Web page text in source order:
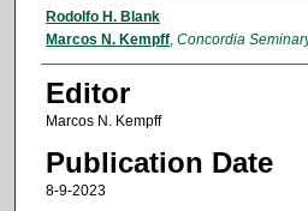
Authors
Rodolfo H. Blank
Marcos N. Kempff, Concordia
Editor
Marcos N. Kempff
Publication Date
8-9-2023